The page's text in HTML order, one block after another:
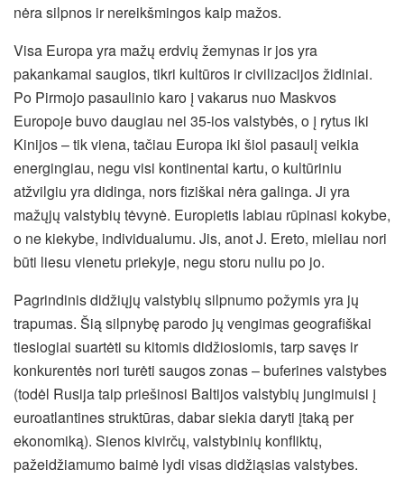
nėra silpnos ir nereikšmingos kaip mažos.
Visa Europa yra mažų erdvių žemynas ir jos yra
pakankamai saugios, tikri kultūros ir civilizacijos židiniai.
Po Pirmojo pasaulinio karo į vakarus nuo Maskvos
Europoje buvo daugiau nei 35-ios valstybės, o į rytus iki
Kinijos – tik viena, tačiau Europa iki šiol pasaulį veikia
energingiau, negu visi kontinentai kartu, o kultūriniu
atžvilgiu yra didinga, nors fiziškai nėra galinga. Ji yra
mažųjų valstybių tėvynė. Europietis labiau rūpinasi kokybe,
o ne kiekybe, individualumu. Jis, anot J. Ereto, mieliau nori
būti liesu vienetu priekyje, negu storu nuliu po jo.
Pagrindinis didžiųjų valstybių silpnumo požymis yra jų
trapumas. Šią silpnybę parodo jų vengimas geografiškai
tiesiogiai suartėti su kitomis didžiosiomis, tarp savęs ir
konkurentės nori turėti saugos zonas – buferines valstybes
(todėl Rusija taip priešinosi Baltijos valstybių jungimuisi į
euroatlantines struktūras, dabar siekia daryti įtaką per
ekonomiką). Sienos kivirčų, valstybinių konfliktų,
pažeidžiamumo baimė lydi visas didžiąsias valstybes.